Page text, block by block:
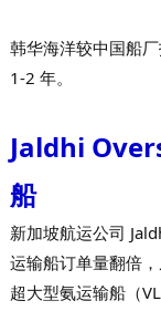
韩华海洋较中国船
1-2 年。
Jaldhi
船
新加坡航运公司
运输船订单量翻倍
超大型氨运输船（